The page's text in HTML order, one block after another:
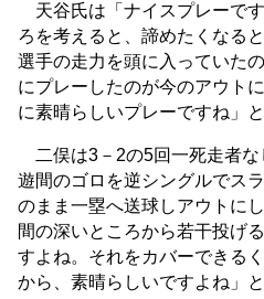
天谷氏は「ナイスプレーで
ろを考えると、諦めたくなる
選手の走力を頭に入っていた
にプレーしたのが今のアウト
に素晴らしいプレーですね」と
二俣は3－2の5回一死走者な
遊間のゴロを逆シングルでス
のまま一塁へ送球しアウトに
間の深いところから若干投げ
すよね。それをカバーできる
から、素晴らしいですよね」と